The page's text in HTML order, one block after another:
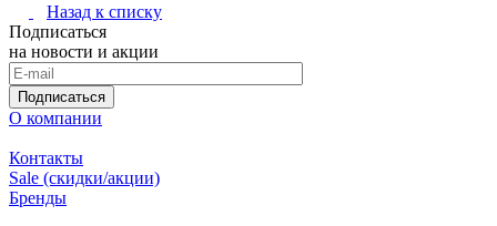
Назад к списку
Подписаться
на новости и акции
Подписаться
О компании
Контакты
Sale (скидки/акции)
Бренды